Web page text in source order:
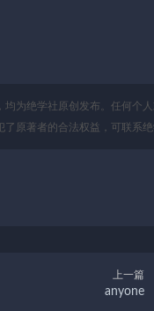
为绝学社原创发布。任何个
原著者的合法权益，可联系绝
上一篇
anyone